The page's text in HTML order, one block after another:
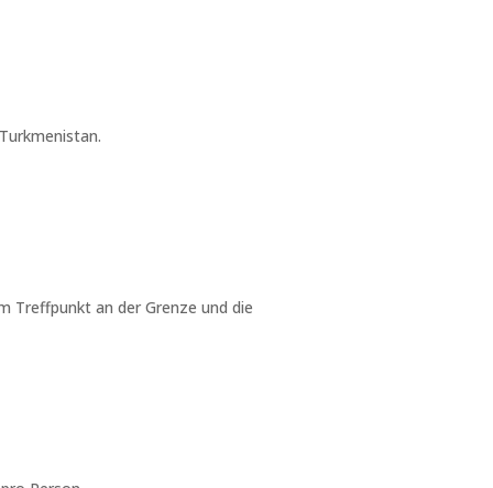
Treffpunkt an der Grenze und die